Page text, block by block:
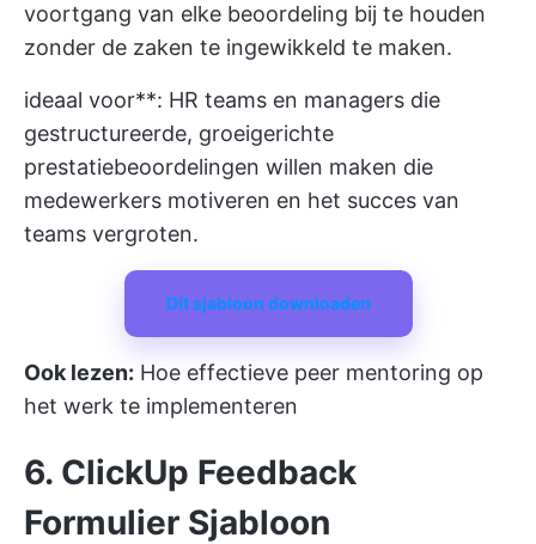
voortgang van elke beoordeling bij te houden
zonder de zaken te ingewikkeld te maken.
ideaal voor**: HR teams en managers die
gestructureerde, groeigerichte
prestatiebeoordelingen willen maken die
medewerkers motiveren en het succes van
teams vergroten.
Dit sjabloon downloaden
Ook lezen: Hoe effectieve peer mentoring op
het werk te implementeren
6. ClickUp Feedback
Formulier Sjabloon